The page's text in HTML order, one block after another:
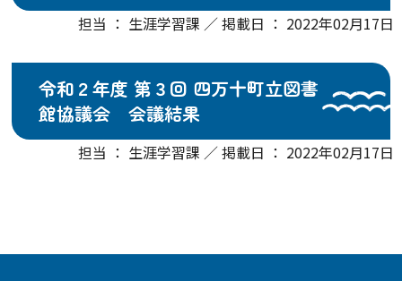
担当 ： 生涯学習課 ／ 掲載日 ： 2022年02月17日
令和２年度 第３回 四万十町立図書
館協議会 会議結果
担当 ： 生涯学習課 ／ 掲載日 ： 2022年02月17日